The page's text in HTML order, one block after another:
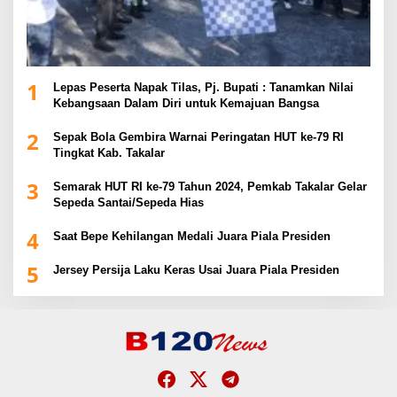
1
Lepas Peserta Napak Tilas, Pj. Bupati : Tanamkan Nilai
Kebangsaan Dalam Diri untuk Kemajuan Bangsa
2
Sepak Bola Gembira Warnai Peringatan HUT ke-79 RI
Tingkat Kab. Takalar
3
Semarak HUT RI ke-79 Tahun 2024, Pemkab Takalar Gelar
Sepeda Santai/Sepeda Hias
4 Saat Bepe Kehilangan Medali Juara Piala Presiden
5 Jersey Persija Laku Keras Usai Juara Piala Presiden